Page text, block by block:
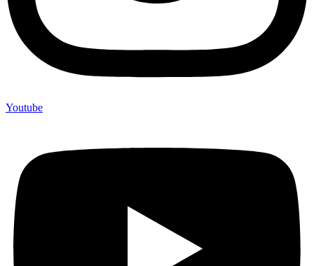
Youtube